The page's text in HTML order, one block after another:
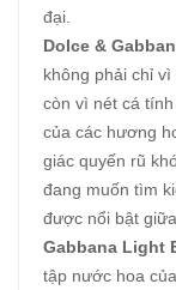
đại.
Dolce &
không phải chỉ
còn vì nét cá
của các hương
giác quyến rũ
đang muốn tìm
được nổi bật
Gabbana Light
tập nước hoa